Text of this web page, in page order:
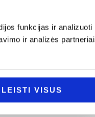
funkcijas ir analizuoti
ir analizės
LEISTI VISUS
klausimus ir mes